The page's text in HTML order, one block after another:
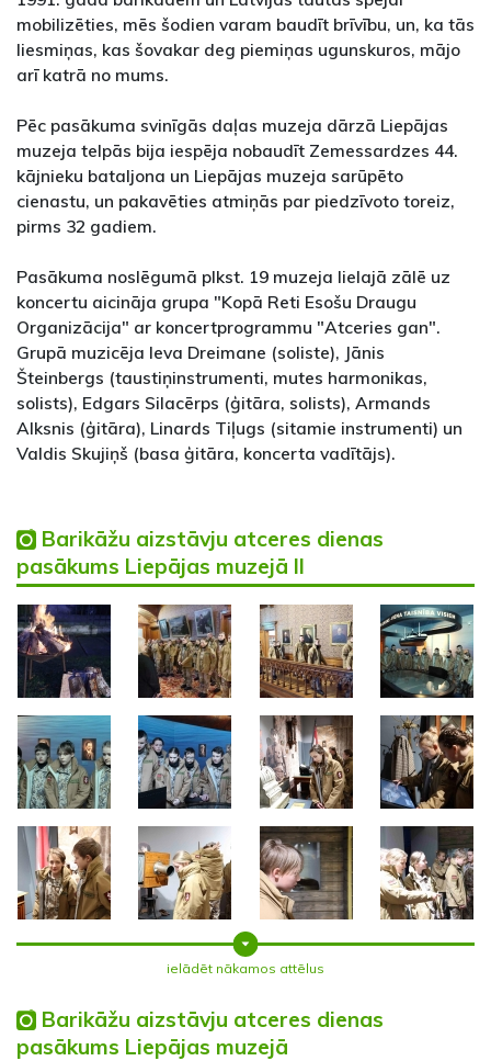
mobilizēties, mēs šodien varam baudīt brīvību, un, ka tās
liesmiņas, kas šovakar deg piemiņas ugunskuros, mājo
arī katrā no mums.
Pēc pasākuma svinīgās daļas muzeja dārzā Liepājas
muzeja telpās bija iespēja nobaudīt Zemessardzes 44.
kājnieku bataljona un Liepājas muzeja sarūpēto
cienastu, un pakavēties atmiņās par piedzīvoto toreiz,
pirms 32 gadiem.
Pasākuma noslēgumā plkst. 19 muzeja lielajā zālē uz
koncertu aicināja grupa "Kopā Reti Esošu Draugu
Organizācija" ar koncertprogrammu "Atceries gan".
Grupā muzicēja Ieva Dreimane (soliste), Jānis
Šteinbergs (taustiņinstrumenti, mutes harmonikas,
solists), Edgars Silacērps (ģitāra, solists), Armands
Alksnis (ģitāra), Linards Tiļugs (sitamie instrumenti) un
Valdis Skujiņš (basa ģitāra, koncerta vadītājs).
Barikāžu aizstāvju atceres dienas
pasākums Liepājas muzejā II
ielādēt nākamos attēlus
Barikāžu aizstāvju atceres dienas
pasākums Liepājas muzejā